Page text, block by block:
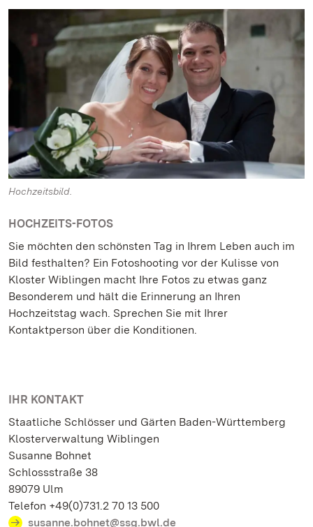
Hochzeitsbild.
HOCHZEITS-FOTOS
Sie möchten den schönsten Tag in Ihrem Leben auch im
Bild festhalten? Ein Fotoshooting vor der Kulisse von
Kloster Wiblingen macht Ihre Fotos zu etwas ganz
Besonderem und hält die Erinnerung an Ihren
Hochzeitstag wach. Sprechen Sie mit Ihrer
Kontaktperson über die Konditionen.
IHR KONTAKT
Staatliche Schlösser und Gärten Baden-Württemberg
Klosterverwaltung Wiblingen
Susanne Bohnet
Schlossstraße 38
89079 Ulm
Telefon +49(0)731.2 70 13 500
susanne.bohnet@ssg.bwl.de